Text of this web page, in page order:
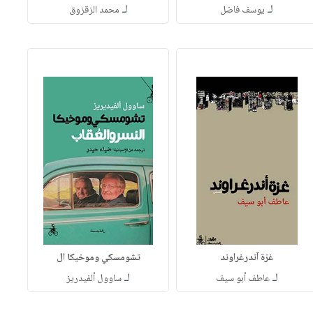
لـ يوسف فاضل لـ محمد الزقزوق
غزة آندرغراوند
لـعاطف أبو سيف
تشومسكي وموخيكا ال
لـساوول ألفيدريز